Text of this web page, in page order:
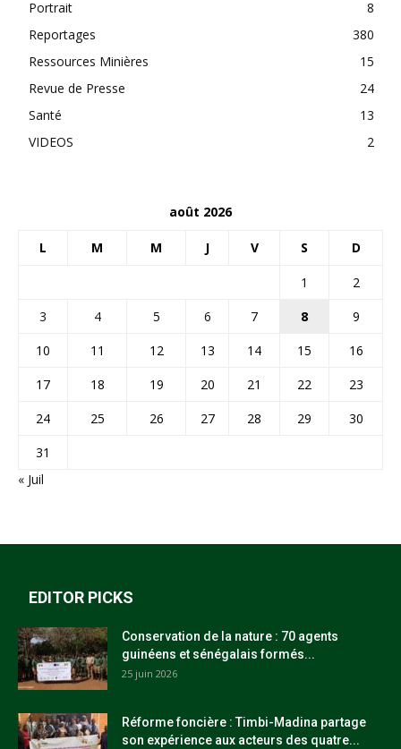
Portrait
8
Reportages
380
Ressources Minières
15
Revue de Presse
24
Santé
13
VIDEOS
2
août 2026
L M M J V S D
1
2
3
4 5 6 7 8
9
10
11 12 13 14 15
16
17
18 19 20 21 22
23
24
25 26 27 28 29
30
31
« Juil
EDITOR PICKS
Conservation de la nature : 70 agents
guinéens et sénégalais formés...
25 juin 2026
Réforme foncière : Timbi-Madina partage
son expérience aux acteurs des quatre...